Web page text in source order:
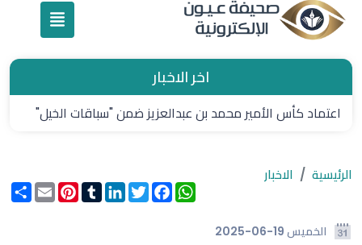
اخر الاخبار
اعتماد كأس الأمير محمد بن عبدالعزيز ضمن "سباقات الخيل"
الرئيسية الاخبار
انشرEmail
PinterestTumblrLinkedInTwitter
Facebook
WhatsApp
الخميس 2025-06-19